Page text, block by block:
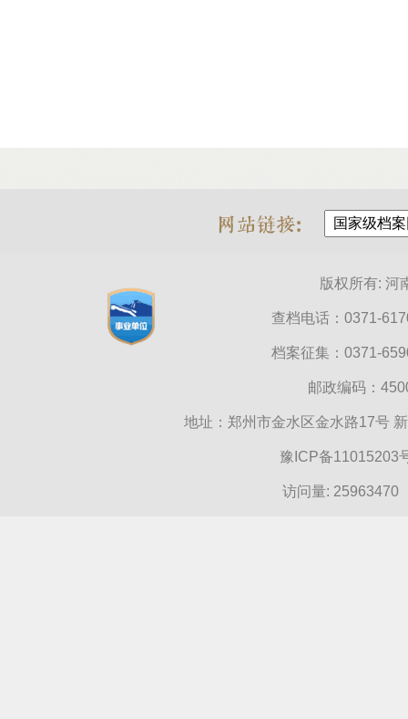
版权所有: 河
查档电话：0371-
档案征集：0371-
邮政编码：
地址：郑州市金水区金水路17号
豫ICP备11015203
访问量: 25963470